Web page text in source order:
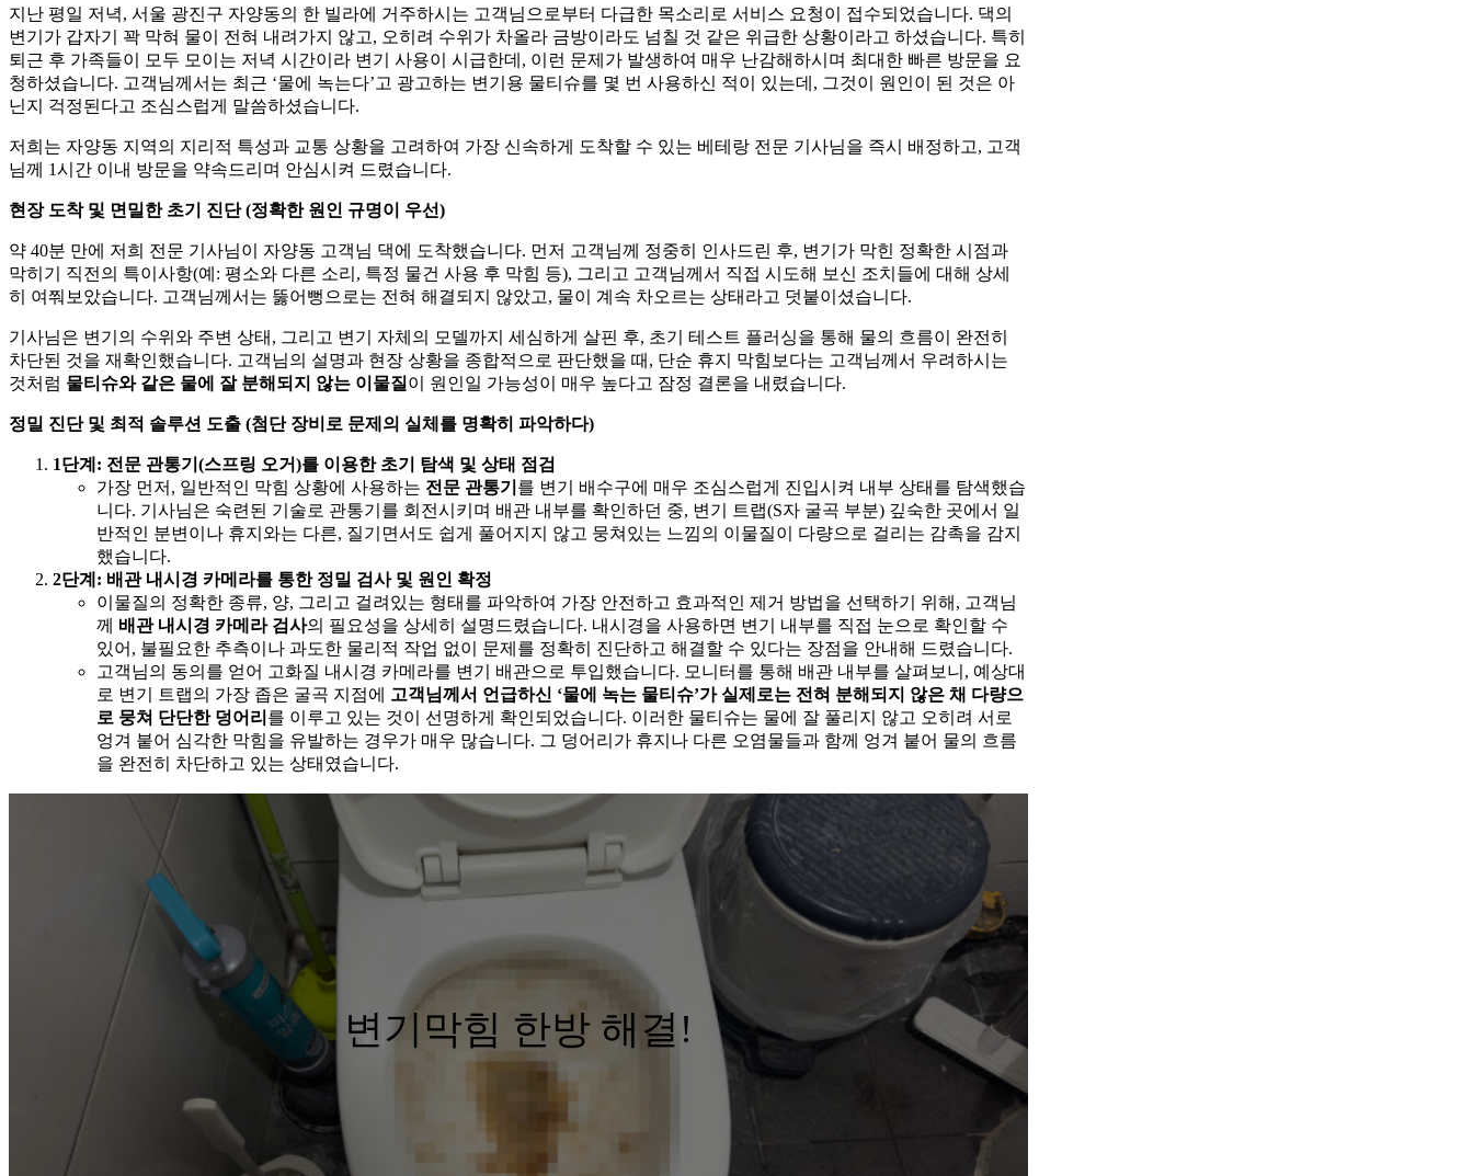
지난 평일 저녁, 서울 광진구 자양동의 한 빌라에 거주하시는 고객님으로부터 다급한 목소리로 서비스 요청이 접수되었습니다. 댁의
변기가 갑자기 꽉 막혀 물이 전혀 내려가지 않고, 오히려 수위가 차올라 금방이라도 넘칠 것 같은 위급한 상황이라고 하셨습니다. 특히
퇴근 후 가족들이 모두 모이는 저녁 시간이라 변기 사용이 시급한데, 이런 문제가 발생하여 매우 난감해하시며 최대한 빠른 방문을 요
청하셨습니다. 고객님께서는 최근 ‘물에 녹는다’고 광고하는 변기용 물티슈를 몇 번 사용하신 적이 있는데, 그것이 원인이 된 것은 아
닌지 걱정된다고 조심스럽게 말씀하셨습니다.
저희는 자양동 지역의 지리적 특성과 교통 상황을 고려하여 가장 신속하게 도착할 수 있는 베테랑 전문 기사님을 즉시 배정하고, 고객
님께 1시간 이내 방문을 약속드리며 안심시켜 드렸습니다.
현장 도착 및 면밀한 초기 진단 (정확한 원인 규명이 우선)
약 40분 만에 저희 전문 기사님이 자양동 고객님 댁에 도착했습니다. 먼저 고객님께 정중히 인사드린 후, 변기가 막힌 정확한 시점과
막히기 직전의 특이사항(예: 평소와 다른 소리, 특정 물건 사용 후 막힘 등), 그리고 고객님께서 직접 시도해 보신 조치들에 대해 상세
히 여쭤보았습니다. 고객님께서는 뚫어뻥으로는 전혀 해결되지 않았고, 물이 계속 차오르는 상태라고 덧붙이셨습니다.
기사님은 변기의 수위와 주변 상태, 그리고 변기 자체의 모델까지 세심하게 살핀 후, 초기 테스트 플러싱을 통해 물의 흐름이 완전히
차단된 것을 재확인했습니다. 고객님의 설명과 현장 상황을 종합적으로 판단했을 때, 단순 휴지 막힘보다는 고객님께서 우려하시는
것처럼 물티슈와 같은 물에 잘 분해되지 않는 이물질 이 원인일 가능성이 매우 높다고 잠정 결론을 내렸습니다.
정밀 진단 및 최적 솔루션 도출 (첨단 장비로 문제의 실체를 명확히 파악하다)
1단계: 전문 관통기(스프링 오거)를 이용한 초기 탐색 및 상태 점검
가장 먼저, 일반적인 막힘 상황에 사용하는 전문 관통기 를 변기 배수구에 매우 조심스럽게 진입시켜 내부 상태를 탐색했습
니다. 기사님은 숙련된 기술로 관통기를 회전시키며 배관 내부를 확인하던 중, 변기 트랩(S자 굴곡 부분) 깊숙한 곳에서 일
반적인 분변이나 휴지와는 다른, 질기면서도 쉽게 풀어지지 않고 뭉쳐있는 느낌의 이물질이 다량으로 걸리는 감촉을 감지
했습니다.
2단계: 배관 내시경 카메라를 통한 정밀 검사 및 원인 확정
이물질의 정확한 종류, 양, 그리고 걸려있는 형태를 파악하여 가장 안전하고 효과적인 제거 방법을 선택하기 위해, 고객님
께 배관 내시경 카메라 검사의 필요성을 상세히 설명드렸습니다. 내시경을 사용하면 변기 내부를 직접 눈으로 확인할 수
있어, 불필요한 추측이나 과도한 물리적 작업 없이 문제를 정확히 진단하고 해결할 수 있다는 장점을 안내해 드렸습니다.
고객님의 동의를 얻어 고화질 내시경 카메라를 변기 배관으로 투입했습니다. 모니터를 통해 배관 내부를 살펴보니, 예상대
로 변기 트랩의 가장 좁은 굴곡 지점에 고객님께서 언급하신 ‘물에 녹는 물티슈’가 실제로는 전혀 분해되지 않은 채 다량으
로 뭉쳐 단단한 덩어리 를 이루고 있는 것이 선명하게 확인되었습니다. 이러한 물티슈는 물에 잘 풀리지 않고 오히려 서로
엉겨 붙어 심각한 막힘을 유발하는 경우가 매우 많습니다. 그 덩어리가 휴지나 다른 오염물들과 함께 엉겨 붙어 물의 흐름
을 완전히 차단하고 있는 상태였습니다.
변기막힘 한방 해결!